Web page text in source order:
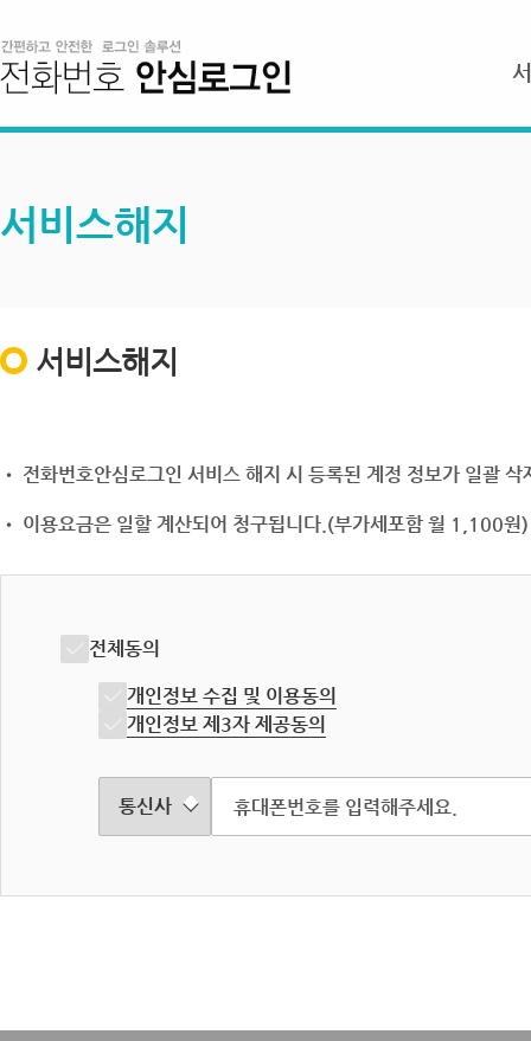
서비스해지
서비스해지
• 전화번호안심로그인 서비스 해지 시 등록된 계정 정보가 일괄
• 이용요금은 일할 계산되어 청구됩니다.(부가세포함 월 1,100원)
전체동의
개인정보 수집 및 이용동의
개인정보 제3자 제공동의